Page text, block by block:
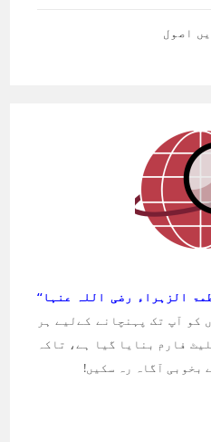
اصول
الزہراء رضی اللہ عنہا‘‘
کو آپ تک پہنچانے کےلیے ہر
فارم بنایا گیا ہے، تاکہ
بخوبی آگاہ رہ سکیں!